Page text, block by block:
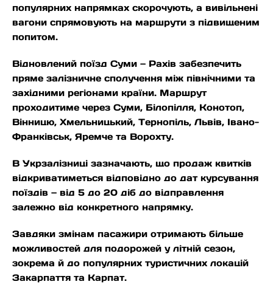
популярних напрямках скорочують, а вивільнені
вагони спрямовують на маршрути з підвищеним
попитом.
Відновлений поїзд Суми — Рахів забезпечить
пряме залізничне сполучення між північними та
західними регіонами країни. Маршрут
проходитиме через Суми, Білопілля, Конотоп,
Вінницю, Хмельницький, Тернопіль, Львів, Івано-
Франківськ, Яремче та Ворохту.
В Укрзалізниці зазначають, що продаж квитків
відкриватиметься відповідно до дат курсування
поїздів — від 5 до 20 діб до відправлення
залежно від конкретного напрямку.
Завдяки змінам пасажири отримають більше
можливостей для подорожей у літній сезон,
зокрема й до популярних туристичних локацій
Закарпаття та Карпат.